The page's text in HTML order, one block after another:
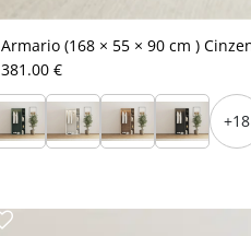
Armario (168 × 55 × 90 cm )
381.00 €
+18